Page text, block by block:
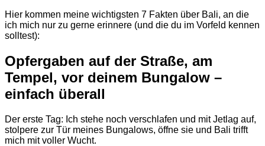
Hier kommen meine wichtigsten 7 Fakten über Bali, an die
ich mich nur zu gerne erinnere (und die du im Vorfeld kennen
solltest):
Opfergaben auf der Straße, am
Tempel, vor deinem Bungalow –
einfach überall
Der erste Tag: Ich stehe noch verschlafen und mit Jetlag auf,
stolpere zur Tür meines Bungalows, öffne sie und Bali trifft
mich mit voller Wucht.